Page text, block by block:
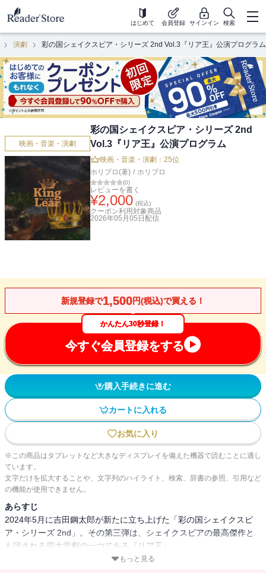
はじめて 会員登録 サインイン 検索
演劇 彩の国シェイクスピア・シリーズ 2nd Vol.3『リア王』公演プログラム
映画・音楽・演劇
彩の国シェイクスピア・シリーズ 2nd
Vol.3『リア王』公演プログラム
映画・音楽・演劇：25位
ホリプロ(著) / ホリプロ
(0)
レビューを書く
¥2,000 (税込)
クーポン利用対象商品
2026年05月05日 配信
新規登録で1,500円(税込)で買える！
かんたん30秒登録！
今すぐ会員登録をする
購入手続きに進む
カートに入れる
お気に入り
※この商品はタブレットなど大きなディスプレイを備えた機器で読むことに適し
ています。
文字だけを拡大することや、文字列のハイライト、検索、辞書の参照、引用など
の機能が使用できません。
あらすじ
2024年5月に吉田鋼太郎が新たに立ち上げた「彩の国シェイクスピ
ア・シリーズ 2nd」。その第三弾は、シェイクスピアの最高傑作と
も評される四大悲劇の一つである『リア王』。
タイトルロールを務めるのは、本シリーズ芸術監督の吉田鋼太郎。
もっと見る